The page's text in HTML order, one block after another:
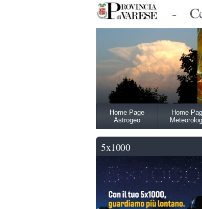
-
Home Page
Astrogeo
Home
5x1000